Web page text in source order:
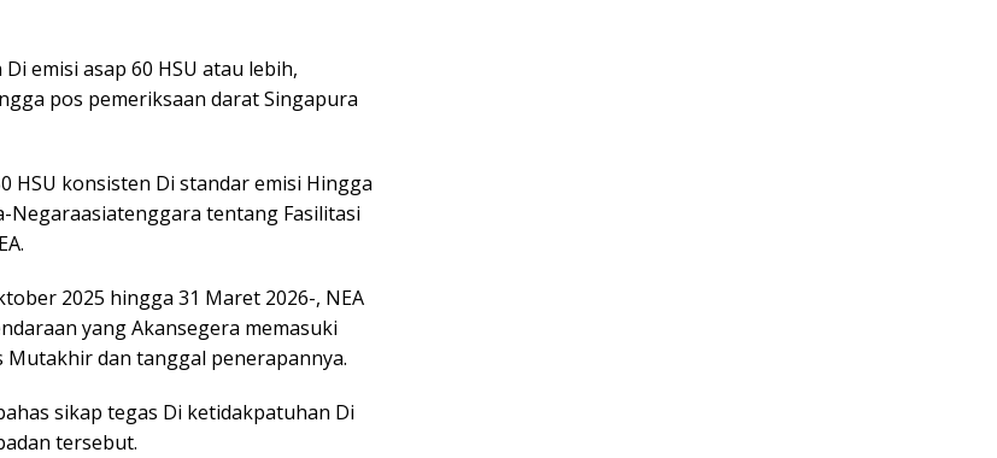
emisi asap 60 HSU atau lebih,
pos pemeriksaan darat Singapura
HSU konsisten Di standar emisi Hingga
Negaraasiatenggara tentang Fasilitasi
2025 hingga 31 Maret 2026-, NEA
yang Akansegera memasuki
dan tanggal penerapannya.
sikap tegas Di ketidakpatuhan Di
tersebut.